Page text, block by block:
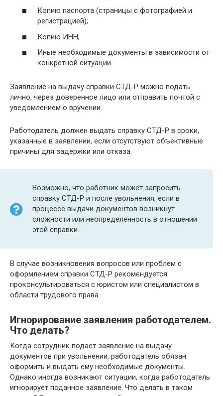
Копию паспорта (страницы с фотографией и
регистрацией);
Копию ИНН;
Иные необходимые документы в зависимости от
конкретной ситуации.
Заявление на выдачу справки СТД-Р можно подать
лично, через доверенное лицо или отправить почтой с
уведомлением о вручении.
Работодатель должен выдать справку СТД-Р в сроки,
указанные в заявлении, если отсутствуют объективные
причины для задержки или отказа.
Возможно, что работник может запросить
справку СТД-Р и после увольнения, если в
процессе выдачи документов возникнут
сложности или неопределенность в отношении
этой справки.
В случае возникновения вопросов или проблем с
оформлением справки СТД-Р рекомендуется
проконсультироваться с юристом или специалистом в
области трудового права.
Игнорирование заявления работодателем.
Что делать?
Когда сотрудник подает заявление на выдачу
документов при увольнении, работодатель обязан
оформить и выдать ему необходимые документы.
Однако иногда возникают ситуации, когда работодатель
игнорирует поданное заявление. Что делать в таком